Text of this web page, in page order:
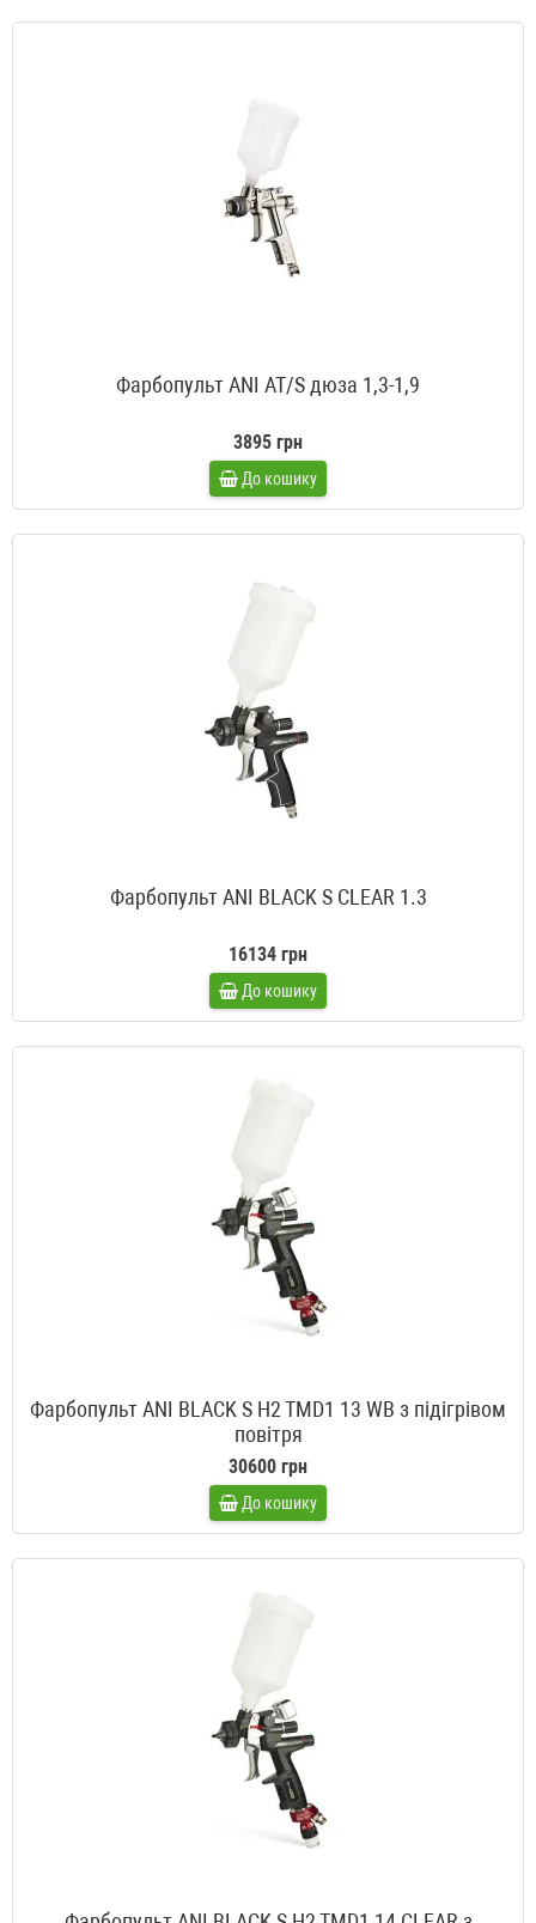
Фарбопульт ANI AT/S дюза 1,3-1,9
3895 грн
До кошику
Фарбопульт ANI BLACK S CLEAR 1.3
16134 грн
До кошику
Фарбопульт ANI BLACK S H2 TMD1 13 WB з підігрівом
повітря
30600 грн
До кошику